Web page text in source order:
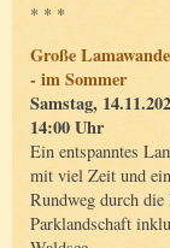
* * *
Große
- im Sommer
Samstag,
14:00 Uhr
Ein entspanntes
mit viel Zeit und
Rundweg durch die
Parklandschaft